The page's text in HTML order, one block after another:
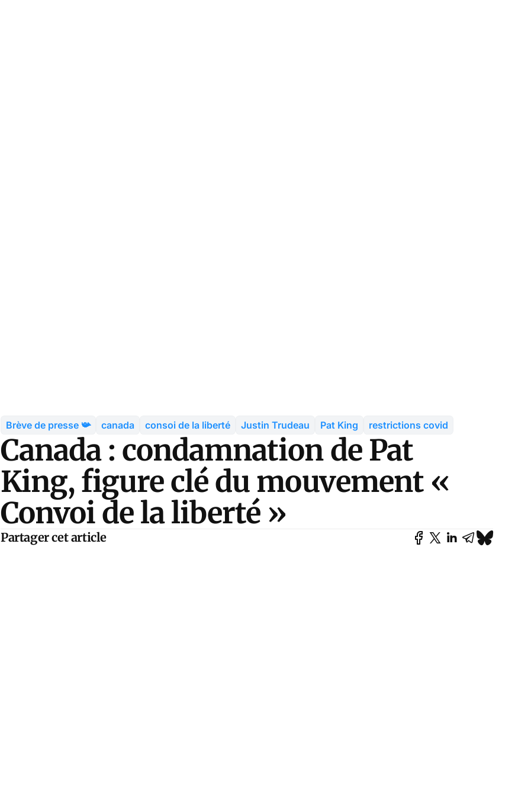
Brève de presse 📯 canada consoi de la liberté Justin Trudeau Pat King restrictions covid
Canada : condamnation de Pat
King, figure clé du mouvement «
Convoi de la liberté »
Partager cet article